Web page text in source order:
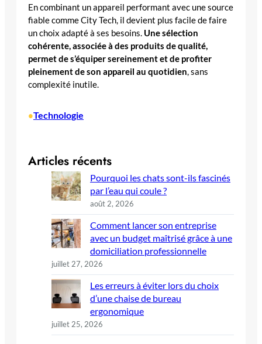
En combinant un appareil performant avec une source
fiable comme City Tech, il devient plus facile de faire
un choix adapté à ses besoins. Une sélection
cohérente, associée à des produits de qualité,
permet de s’équiper sereinement et de profiter
pleinement de son appareil au quotidien, sans
complexité inutile.
•Technologie
Articles récents
Pourquoi les chats sont-ils fascinés
par l’eau qui coule ?
août 2, 2026
Comment lancer son entreprise
avec un budget maîtrisé grâce à une
domiciliation professionnelle
juillet 27, 2026
Les erreurs à éviter lors du choix
d’une chaise de bureau
ergonomique
juillet 25, 2026